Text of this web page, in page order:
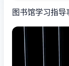
图书馆学习指导